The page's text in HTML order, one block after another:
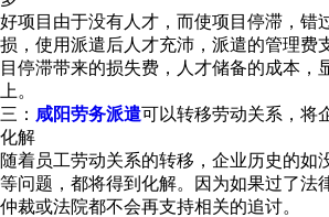
好项目由于没有人才，而使项目停滞，错
损，使用派遣后人才充沛，派遣的管理费
目停滞带来的损失费，人才储备的成本，
上。
三： 咸阳劳务派遣可以转移劳动关系，将
化解
随着员工劳动关系的转移，企业历史的如
等问题，都将得到化解。因为如果过了法
仲裁或法院都不会再支持相关的追讨。